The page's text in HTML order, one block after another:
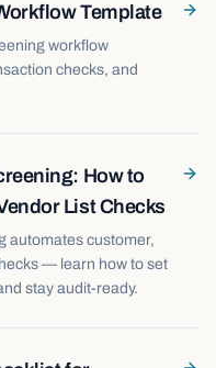
Template
workflow
checks, and
How to
List Checks
automates customer,
— learn how to set
stay audit-ready.